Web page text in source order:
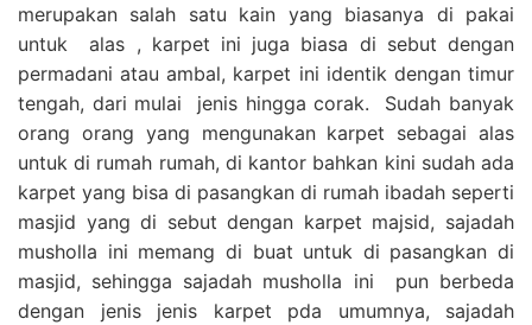
merupakan salah satu kain yang biasanya di pakai
untuk alas , karpet ini juga biasa di sebut dengan
permadani atau ambal, karpet ini identik dengan timur
tengah, dari mulai jenis hingga corak. Sudah banyak
orang orang yang mengunakan karpet sebagai alas
untuk di rumah rumah, di kantor bahkan kini sudah ada
karpet yang bisa di pasangkan di rumah ibadah seperti
masjid yang di sebut dengan karpet majsid, sajadah
musholla ini memang di buat untuk di pasangkan di
masjid, sehingga sajadah musholla ini pun berbeda
dengan jenis jenis karpet pda umumnya, sajadah